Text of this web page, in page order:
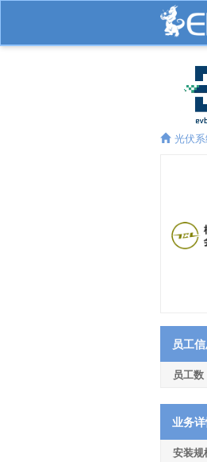
光伏
员工
员工数
业务
安装规